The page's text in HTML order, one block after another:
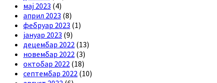
мај 2023 (4)
април 2023 (8)
фебруар 2023 (1)
јануар 2023 (9)
децембар 2022 (13)
новембар 2022 (3)
октобар 2022 (18)
септембар 2022 (10)